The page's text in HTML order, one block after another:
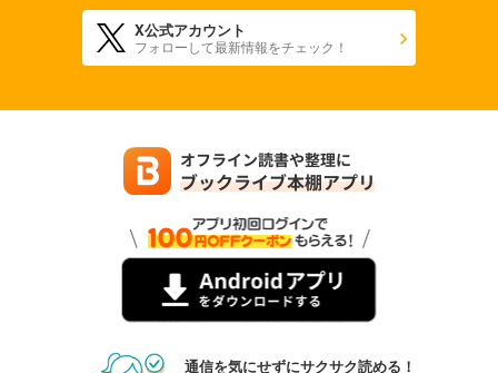
X公式アカウント
フォローして最新情報をチェック！
通信を気にせずにサクサク読める！